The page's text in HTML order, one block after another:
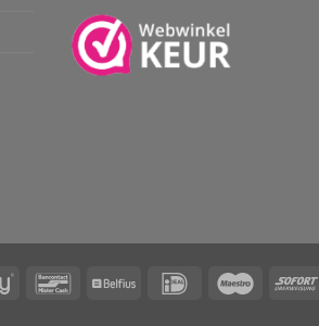
AfterPay BancontactBelfius IDeal Maestro